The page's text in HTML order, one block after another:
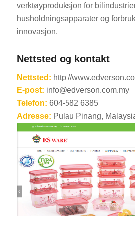
verktøyproduksjon for
husholdningsapparater og
innovasjon.
Nettsted og kontakt
Nettsted: http://
E-post: info@edverson.com.my
Telefon: 604-582 6385
Adresse: Pulau Pinang,